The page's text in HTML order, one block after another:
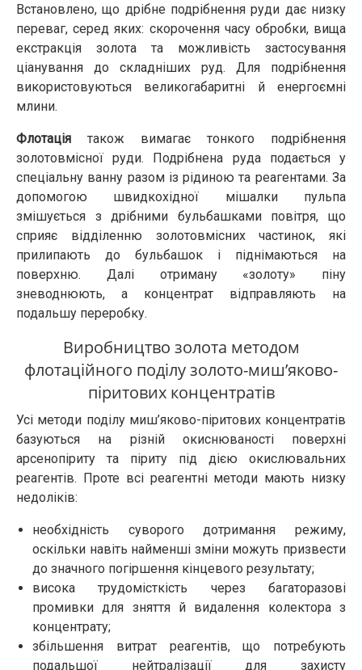
Встановлено, що дрібне подрібнення руди дає низку
переваг, серед яких: скорочення часу обробки, вища
екстракція золота та можливість застосування
ціанування до складніших руд. Для подрібнення
використовуються великогабаритні й енергоємні
млини.
Флотація також вимагає тонкого подрібнення
золотовмісної руди. Подрібнена руда подається у
спеціальну ванну разом із рідиною та реагентами. За
допомогою швидкохідної мішалки пульпа
змішується з дрібними бульбашками повітря, що
сприяє відділенню золотовмісних частинок, які
прилипають до бульбашок і піднімаються на
поверхню. Далі отриману «золоту» піну
зневоднюють, а концентрат відправляють на
подальшу переробку.
Виробництво золота методом
флотаційного поділу золото-миш’яково-
піритових концентратів
Усі методи поділу миш’яково-піритових концентратів
базуються на різній окиснюваності поверхні
арсенопіриту та піриту під дією окислювальних
реагентів. Проте всі реагентні методи мають низку
недоліків:
необхідність суворого дотримання режиму,
оскільки навіть найменші зміни можуть призвести
до значного погіршення кінцевого результату;
висока трудомісткість через багаторазові
промивки для зняття й видалення колектора з
концентрату;
збільшення витрат реагентів, що потребують
подальшої нейтралізації для захисту